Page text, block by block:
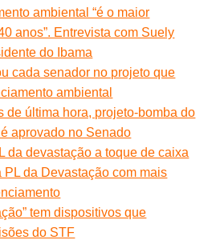
ambiental “é o maior
anos”. Entrevista com Suely
do Ibama
cada senador no projeto que
ambiental
de última hora, projeto-bomba do
aprovado no Senado
da devastação a toque de caixa
PL da Devastação com mais
tem dispositivos que
do STF